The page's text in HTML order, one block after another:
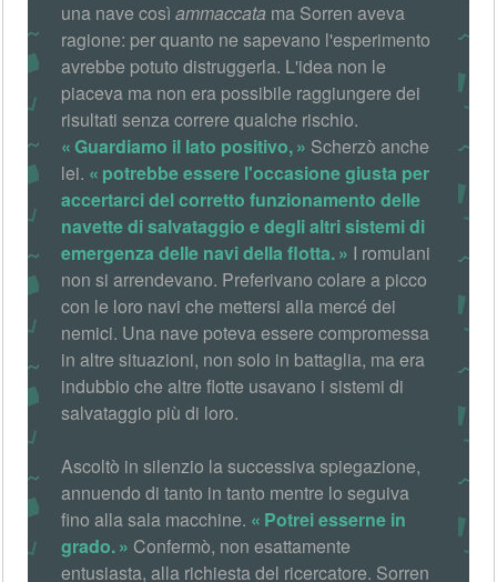
una nave cosìammaccata ma Sorren aveva
ragione: per quanto ne sapevano l'esperimento
avrebbe potuto distruggerla. L'idea non le
piaceva ma non era possibile raggiungere dei
risultati senza correre qualche rischio.
Guardiamo il lato positivo,
Scherzò anche
lei.
potrebbe essere l'occasione giusta per
accertarci del corretto funzionamento delle
navette di salvataggio e degli altri sistemi di
emergenza delle navi della flotta.
I romulani
non si arrendevano. Preferivano colare a picco
con le loro navi che mettersi alla mercé dei
nemici. Una nave poteva essere compromessa
in altre situazioni, non solo in battaglia, ma era
indubbio che altre flotte usavano i sistemi di
salvataggio più di loro.
Ascoltò in silenzio la successiva spiegazione,
annuendo di tanto in tanto mentre lo seguiva
fino alla sala macchine.
Potrei esserne in
grado.
Confermò, non esattamente
entusiasta, alla richiesta del ricercatore. Sorren